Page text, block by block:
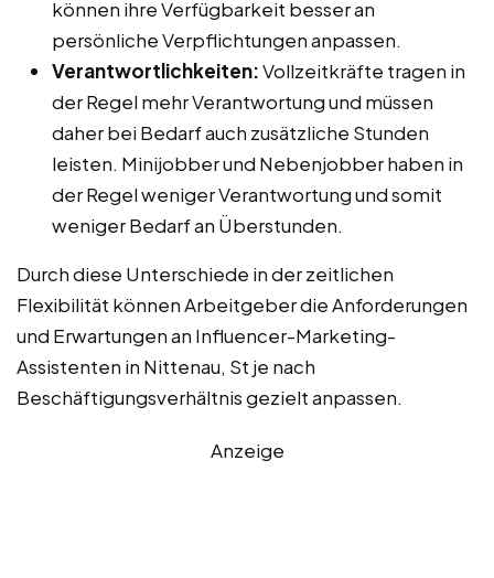
können ihre Verfügbarkeit besser an
persönliche Verpflichtungen anpassen.
Verantwortlichkeiten:Vollzeitkräfte tragen in
der Regel mehr Verantwortung und müssen
daher bei Bedarf auch zusätzliche Stunden
leisten. Minijobber und Nebenjobber haben in
der Regel weniger Verantwortung und somit
weniger Bedarf an Überstunden.
Durch diese Unterschiede in der zeitlichen
Flexibilität können Arbeitgeber die Anforderungen
und Erwartungen an Influencer-Marketing-
Assistenten in Nittenau, St je nach
Beschäftigungsverhältnis gezielt anpassen.
Anzeige